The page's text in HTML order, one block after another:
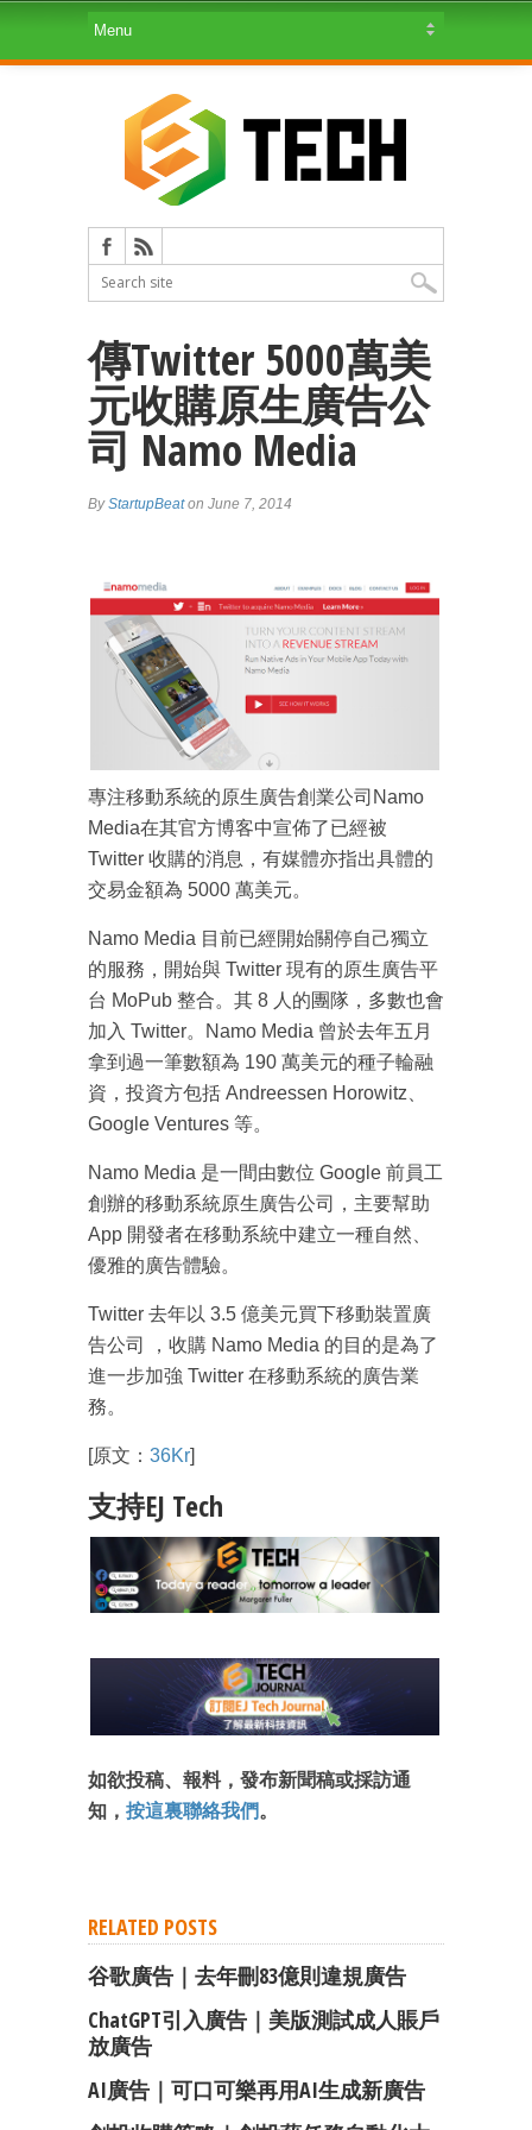
傳Twitter 5000萬美
元收購原生廣告公
司 Namo Media
ByStartupBeaton June 7, 2014
專注移動系統的原生廣告創業公司Namo
Media在其官方博客中宣佈了已經被
Twitter 收購的消息，有媒體亦指出具體的
交易金額為 5000 萬美元。
Namo Media 目前已經開始關停自己獨立
的服務，開始與 Twitter 現有的原生廣告平
台 MoPub 整合。其 8 人的團隊，多數也會
加入 Twitter。Namo Media 曾於去年五月
拿到過一筆數額為 190 萬美元的種子輪融
資，投資方包括 Andreessen Horowitz、
Google Ventures 等。
Namo Media 是一間由數位 Google 前員工
創辦的移動系統原生廣告公司，主要幫助
App 開發者在移動系統中建立一種自然、
優雅的廣告體驗。
Twitter 去年以 3.5 億美元買下移動裝置廣
告公司 ，收購 Namo Media 的目的是為了
進一步加強 Twitter 在移動系統的廣告業
務。
[原文： 36Kr]
支持EJ Tech
如欲投稿、報料，發布新聞稿或採訪通
知， 按這裏聯絡我們。
RELATED POSTS
谷歌廣告｜去年刪83億則違規廣告
ChatGPT引入廣告｜美版測試成人賬戶
放廣告
AI廣告｜可口可樂再用AI生成新廣告
最新資訊（附創業懶人包），直達郵
箱！